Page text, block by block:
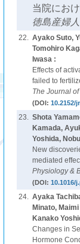
当院にお
徳島産婦
22. Ayako Suto,
Tomohiro
Iwasa :
Effects of
failed to
The Journal
(DOI: 10.2152/
23. Shota
Kamada,
Yoshida,
New
mediated
Physiology &
(DOI: 10.1016/
24. Ayaka
Minato,
Kanako
Changes in
Hormone